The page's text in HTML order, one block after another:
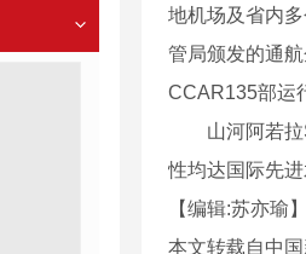
地机场及省内
管局颁发的通
CCAR135部运
山河阿若拉
性均达国际先进
【编辑:苏亦瑜】
本文转载自中